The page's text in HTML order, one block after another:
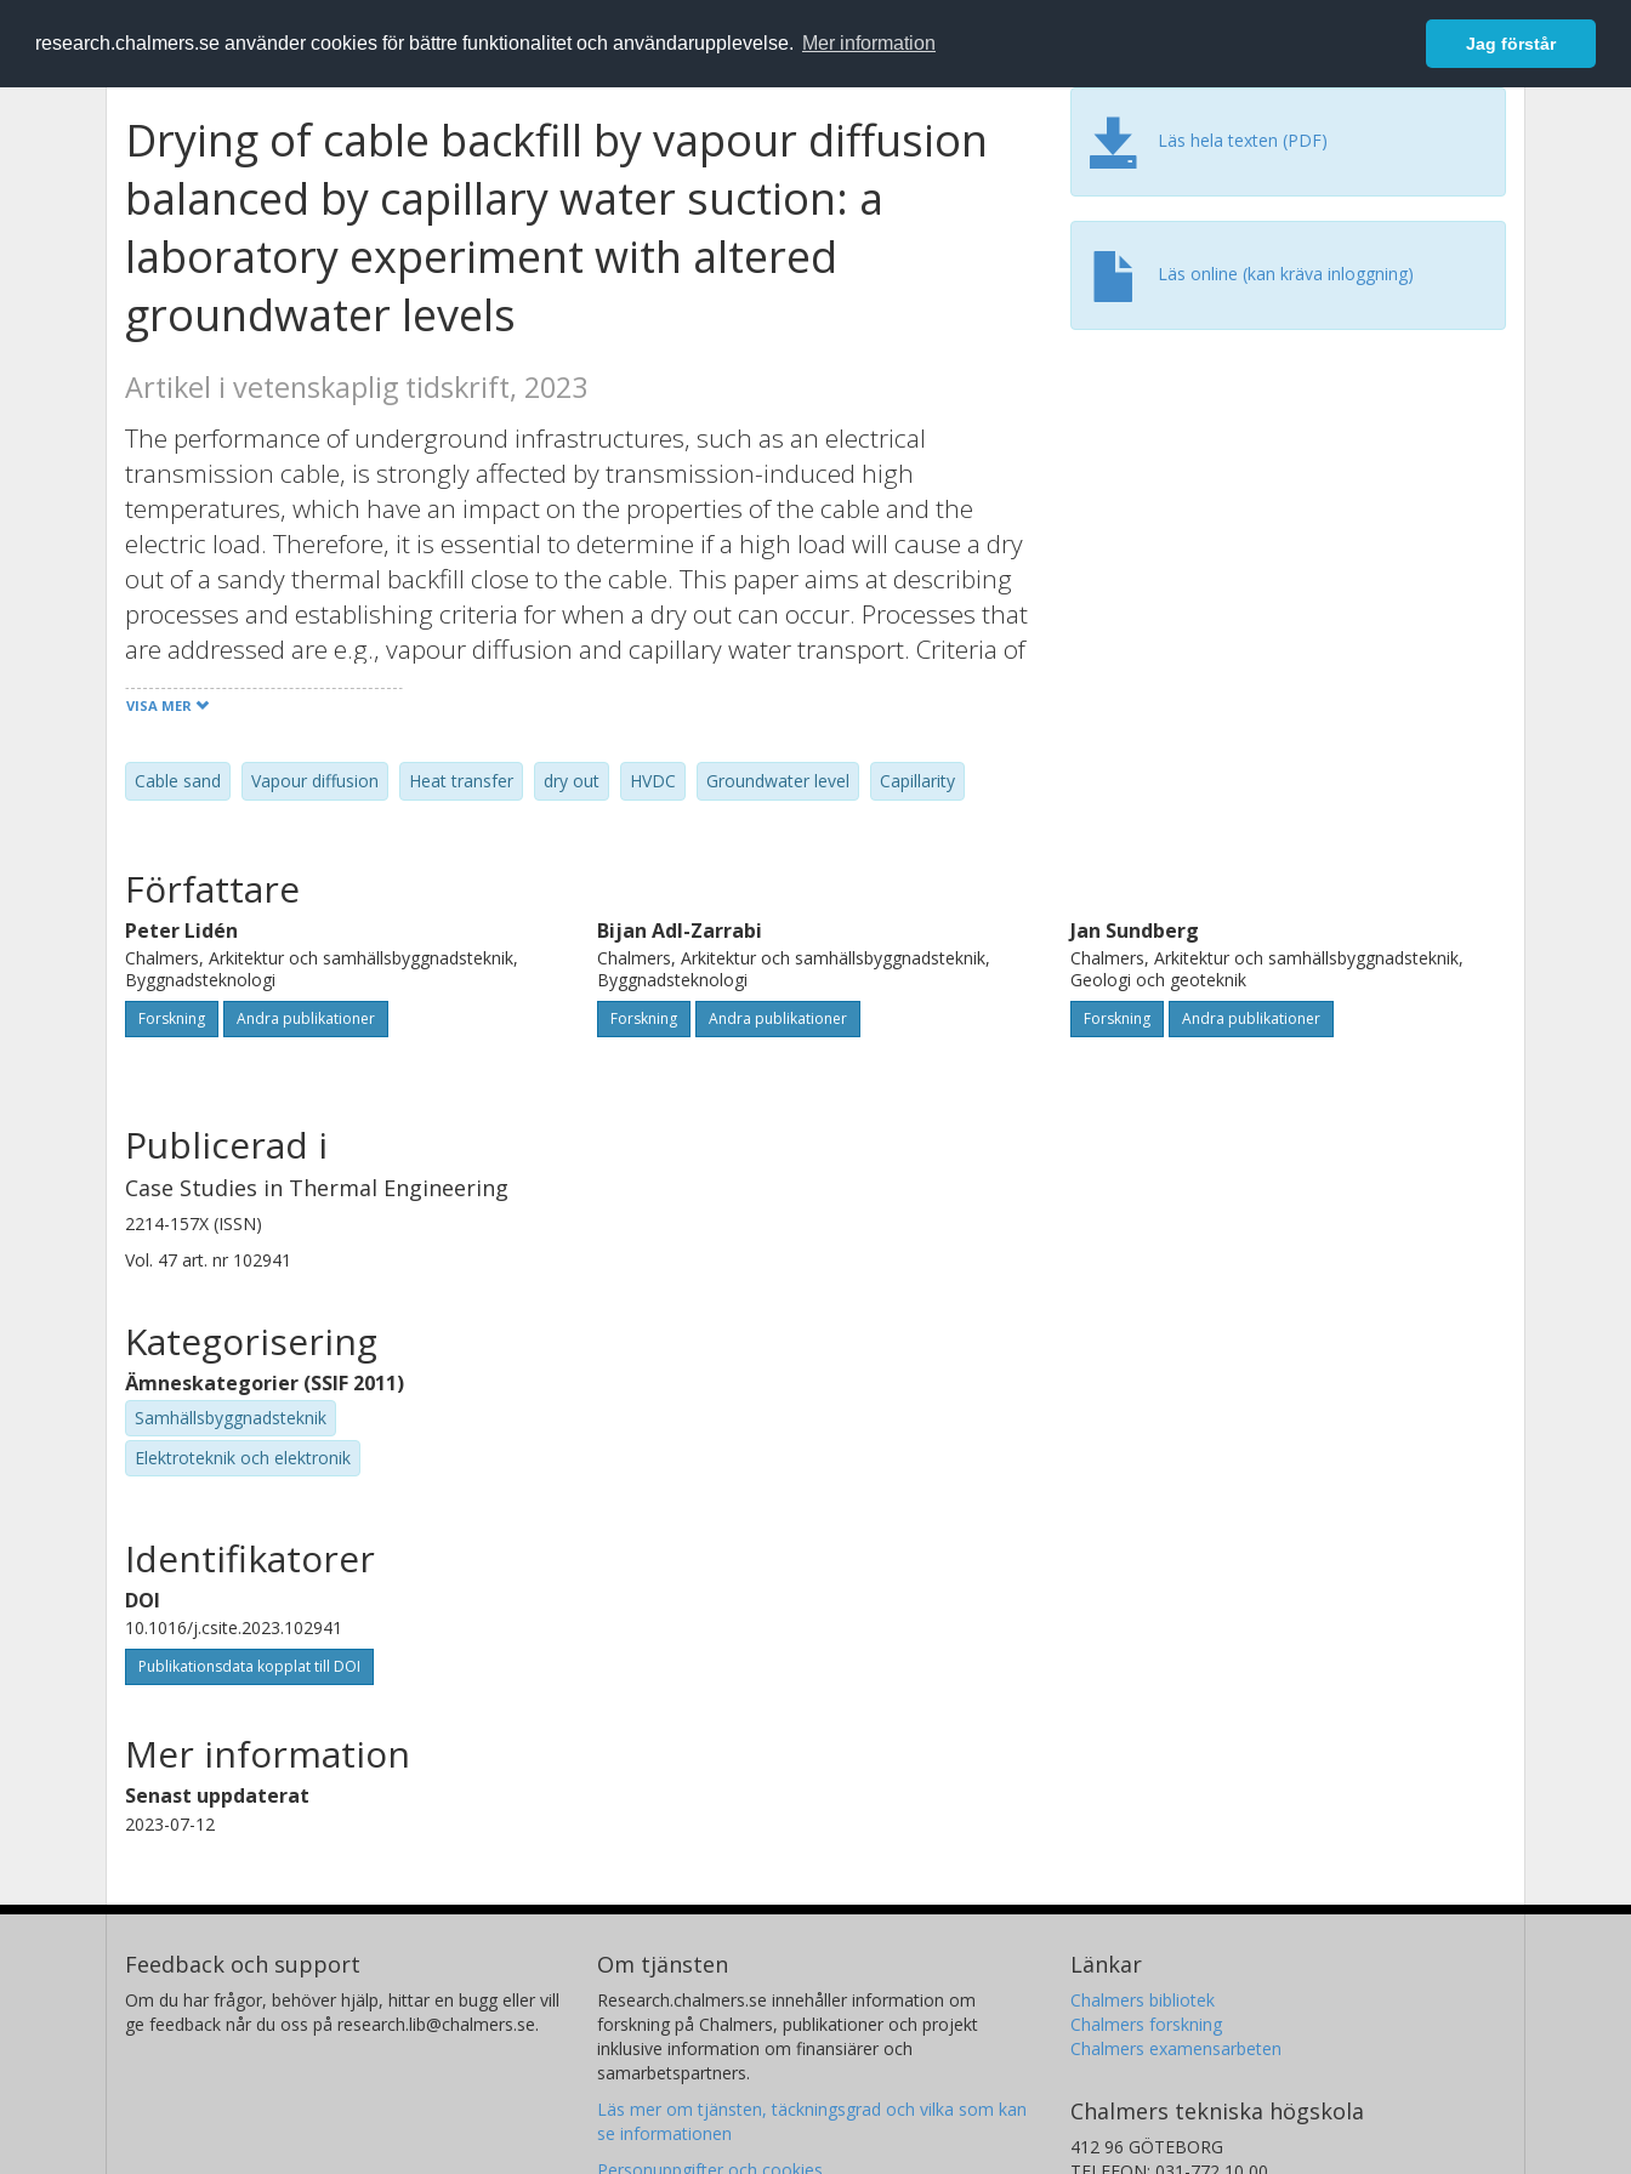
research.chalmers.se använder cookies för bättre funktionalitet och användarupplevelse. Mer information Jag förstår
RESEARCH.chalmers.se Logga in
Drying of cable backfill by vapour diffusion
balanced by capillary water suction: a
laboratory experiment with altered
groundwater levels
Artikel i vetenskaplig tidskrift, 2023
The performance of underground infrastructures, such as an electrical
transmission cable, is strongly affected by transmission-induced high
temperatures, which have an impact on the properties of the cable and the
electric load. Therefore, it is essential to determine if a high load will cause a dry
out of a sandy thermal backfill close to the cable. This paper aims at describing
processes and establishing criteria for when a dry out can occur. Processes that
are addressed are e.g., vapour diffusion and capillary water transport. Criteria of
interest are e.g., groundwater levels and capillarity of soil. A new pilot laboratory
experiment, with varying groundwater levels, was developed to investigate the
dry out of the cable sand in close proximity to an operating cable. The
experimental results show that a thermal backfill can withstand a dry out, at a
VISA MER
Cable sand Vapour diffusion Heat transfer dry out HVDC Groundwater level Capillarity
Läs hela texten (PDF)
Läs online (kan kräva inloggning)
Författare
Peter Lidén
Chalmers, Arkitektur och samhällsbyggnadsteknik,
Byggnadsteknologi
Forskning Andra publikationer
Bijan Adl-Zarrabi
Chalmers, Arkitektur och samhällsbyggnadsteknik,
Byggnadsteknologi
Forskning Andra publikationer
Jan Sundberg
Chalmers, Arkitektur och samhällsbyggnadsteknik,
Geologi och geoteknik
Forskning Andra publikationer
Publicerad i
Case Studies in Thermal Engineering
2214-157X (ISSN)
Vol. 47 art. nr 102941
Kategorisering
Ämneskategorier (SSIF 2011)
Samhällsbyggnadsteknik
Elektroteknik och elektronik
Identifikatorer
DOI
10.1016/j.csite.2023.102941
Publikationsdata kopplat till DOI
Mer information
Senast uppdaterat
2023-07-12
Feedback och support
Om du har frågor, behöver hjälp, hittar en bugg eller vill
ge feedback når du oss på research.lib@chalmers.se.
Om tjänsten
Research.chalmers.se innehåller information om
forskning på Chalmers, publikationer och projekt
inklusive information om finansiärer och
samarbetspartners.
Läs mer om tjänsten, täckningsgrad och vilka som kan
se informationen
Personuppgifter och cookies
Länkar
Chalmers bibliotek
Chalmers forskning
Chalmers examensarbeten
Chalmers tekniska högskola
412 96 GÖTEBORG